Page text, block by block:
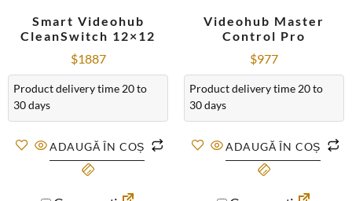
Smart Videohub
CleanSwitch 12×12
$1887
Product delivery time 20 to
30 days
ADAUGĂ ÎN COȘ
Videohub Master
Control Pro
$977
Product delivery time 20 to
30 days
ADAUGĂ ÎN COȘ